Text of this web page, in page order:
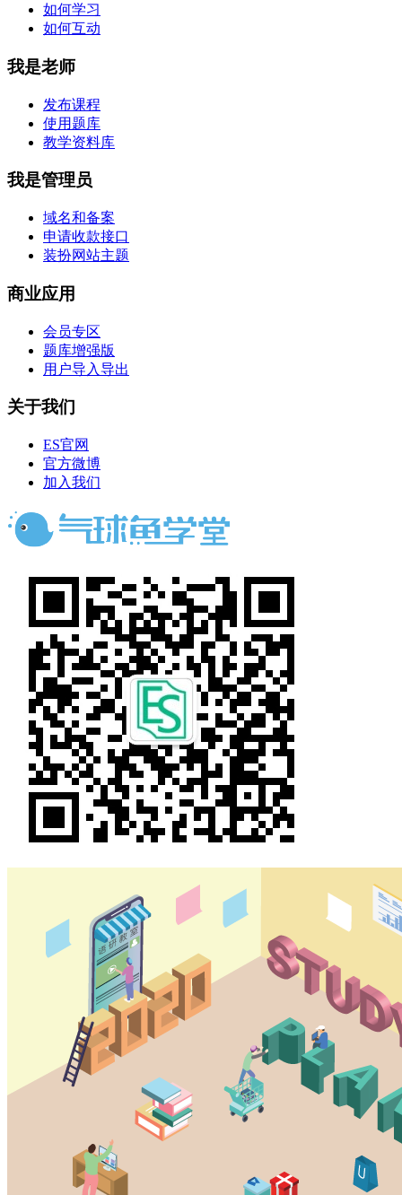
如何学习
如何互动
我是老师
发布课程
使用题库
教学资料库
我是管理员
域名和备案
申请收款接口
装扮网站主题
商业应用
会员专区
题库增强版
用户导入导出
关于我们
ES官网
官方微博
加入我们